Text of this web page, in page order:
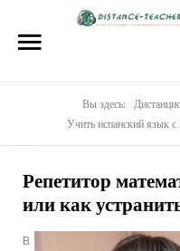
Репетиторы
Стоимость
Акции
Вы здесь:
Учить испанский язык
Репетитор
или как
В